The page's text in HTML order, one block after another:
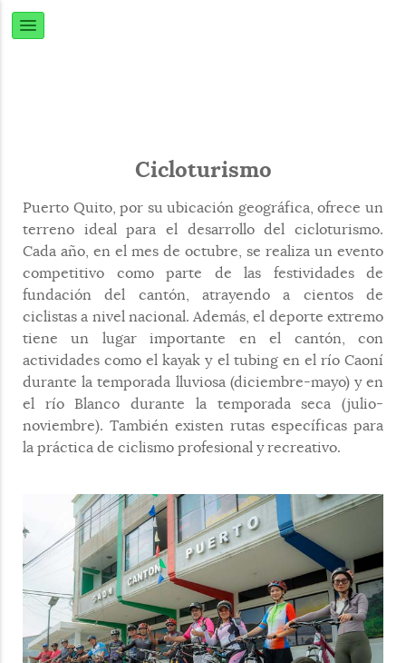
Cicloturismo
Puerto Quito, por su ubicación geográfica, ofrece un
terreno ideal para el desarrollo del cicloturismo.
Cada año, en el mes de octubre, se realiza un evento
competitivo como parte de las festividades de
fundación del cantón, atrayendo a cientos de
ciclistas a nivel nacional. Además, el deporte extremo
tiene un lugar importante en el cantón, con
actividades como el kayak y el tubing en el río Caoní
durante la temporada lluviosa (diciembre-mayo) y en
el río Blanco durante la temporada seca (julio-
noviembre). También existen rutas específicas para
la práctica de ciclismo profesional y recreativo.